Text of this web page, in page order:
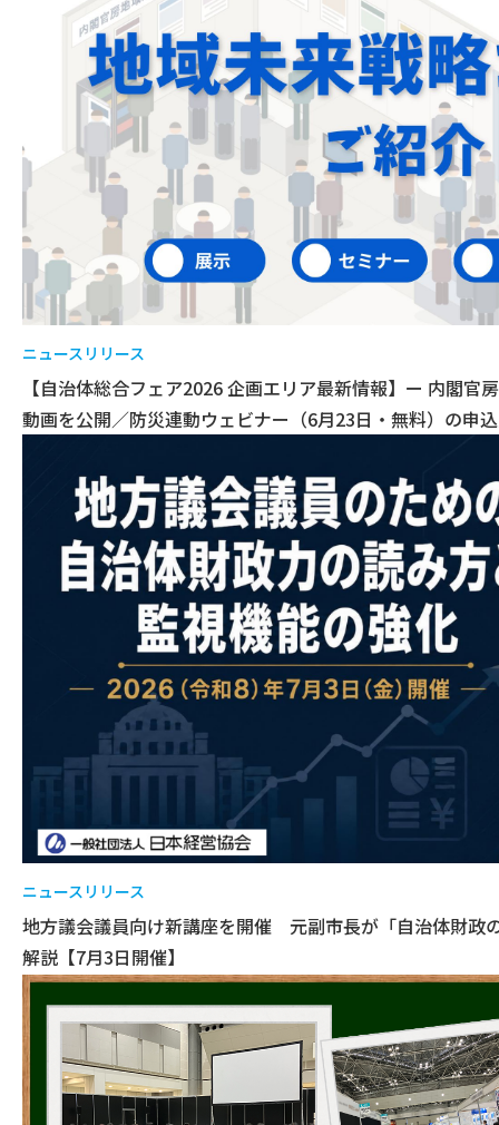
ニュースリリース
【自治体総合フェア2026 企画エリア最新情報】ー 内閣官
動画を公開／防災連動ウェビナー（6月23日・無料）の申
ニュースリリース
地方議会議員向け新講座を開催 元副市長が「自治体財政
解説【7月3日開催】